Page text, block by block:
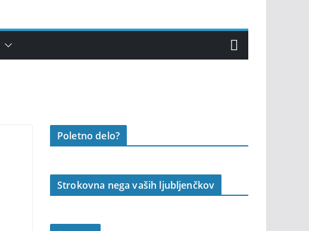
Poletno delo?
Strokovna nega vaših ljubljenčkov